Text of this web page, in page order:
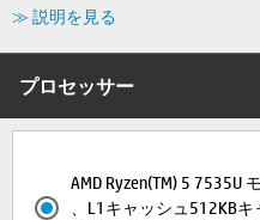
≫ 説明を見る
プロセッサー
AMD Ryzen(TM) 5 7535U
、L1キャッシュ512KB